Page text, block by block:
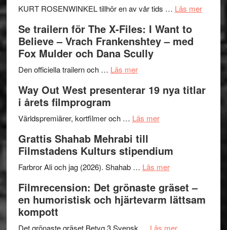
KURT ROSENWINKEL tillhör en av vår tids … Läs merom
Festival
II
Se trailern för The X-Files: I Want to
Believe – Vrach Frankenshtey – med
Fox Mulder och Dana Scully
Den officiella trailern och … Läs merom
trailern
The
Files:
I
Want
Believe
–
Frankenshtey
Way Out West presenterar 19 nya titlar
i årets filmprogram
Världspremiärer, kortfilmer och … Läs merom
West
presenterar
nya
titlar
årets
Grattis Shahab Mehrabi till
Filmstadens Kulturs stipendium
Farbror Ali och jag (2026). Shahab … Läs merom
Shahab
Mehrabi
Filmstadens
Filmrecension: Det grönaste gräset –
en humoristisk och hjärtevarm lättsam
kompott
Det grönaste gräset Betyg 3 Svensk … Läs merom